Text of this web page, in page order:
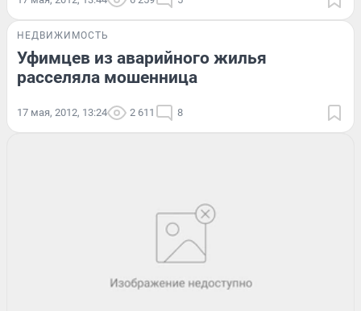
НЕДВИЖИМОСТЬ
Уфимцев из аварийного жилья
расселяла мошенница
17 мая, 2012, 13:24 2 611 8